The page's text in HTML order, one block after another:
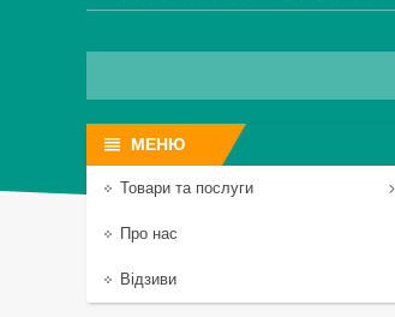
Товари та послуги
Про нас
Відзиви